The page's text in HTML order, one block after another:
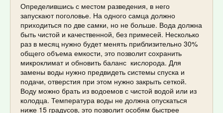
Определившись с местом разведения, в него
запускают поголовье. На одного самца должно
приходиться по две самки, но не больше. Вода должна
быть чистой и качественной, без примесей. Несколько
раз в месяц нужно будет менять приблизительно 30%
общего объема емкости, это позволит сохранить
микроклимат и обновить баланс кислорода. Для
замены воды нужно предвидеть системы спуска и
подачи, отверстия при этом нужно закрыть сеткой.
Воду можно брать из водоемов с чистой водой или из
колодца. Температура воды не должна опускаться
ниже 15 градусов, это позволит особям быстрее